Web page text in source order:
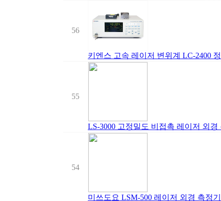
56
키엔스 고속 레이저 변위계 LC-2400
55
LS-3000 고정밀도 비접촉 레이저 외
54
미쓰도요 LSM-500 레이저 외경 측정